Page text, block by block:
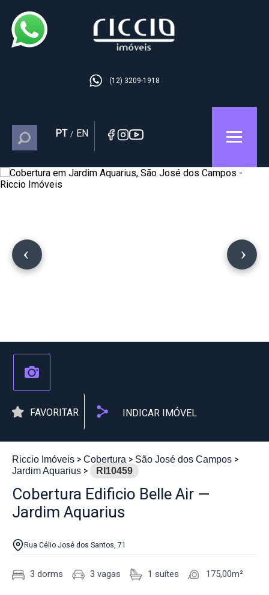
(12) 3209-1918
PT / EN
FAVORITAR INDICAR IMÓVEL
Riccio Imóveis Cobertura
São José dos Campos
Jardim Aquarius
RI10459
Cobertura Edificio Belle Air —
Jardim Aquarius
Rua Célio José dos Santos, 71
3 dorms 3 vagas 1 suítes 175,00m²